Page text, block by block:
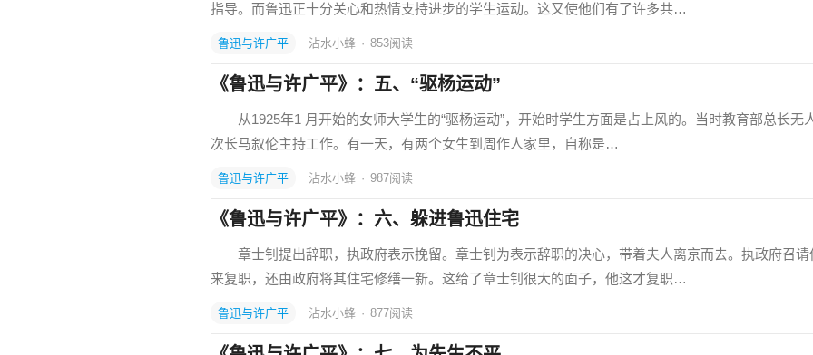
指导。而鲁迅正十分关心和热情支持进步的学生运动。这又使他们有了许多共…
鲁迅与许广平 沾水小蜂 · 853阅读
《鲁迅与许广平》：五、“驱杨运动”
从1925年1 月开始的女师大学生的“驱杨运动”，开始时学生方面是占上风的。当时教育部总长无
次长马叙伦主持工作。有一天，有两个女生到周作人家里，自称是…
鲁迅与许广平 沾水小蜂 · 987阅读
《鲁迅与许广平》：六、躲进鲁迅住宅
章士钊提出辞职，执政府表示挽留。章士钊为表示辞职的决心，带着夫人离京而去。执政府召请
来复职，还由政府将其住宅修缮一新。这给了章士钊很大的面子，他这才复职…
鲁迅与许广平 沾水小蜂 · 877阅读